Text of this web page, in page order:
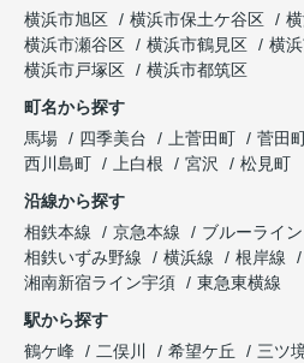
横浜市旭区
横浜市保土ケ谷区
横浜市瀬谷区
横浜市鶴見区 横
横浜市戸塚区
横浜市都筑区
町名から探す
馬場
四季美台 上菅田町 菅田
西川島町
上白根 宮沢
松見町
沿線から探す
相鉄本線
京急本線 ブルーライン
相鉄いずみ野線
横浜線 根岸線
湘南新宿ライン宇須
東急東横線
駅から探す
鶴ケ峰
二俣川 希望ケ丘 三ツ